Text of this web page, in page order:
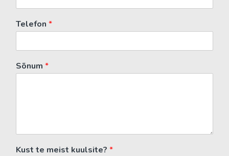
Telefon *
Sõnum *
Kust te meist kuulsite? *